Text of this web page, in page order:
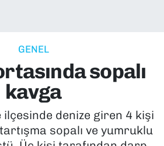
GENEL
sopalı
kavga
ilçesinde denize giren 4 kişi
sopalı ve yumruklu
Durumu ve Fikstür